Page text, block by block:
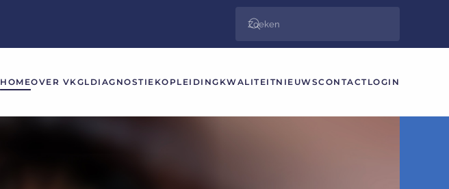
HOMEOVER VKGL DIAGNOSTIEKOPLEIDING KWALITEITNIEUWSCONTACTLOGIN